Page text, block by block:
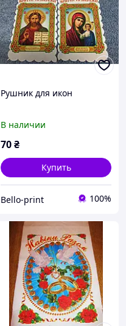
Рушник для икон
В наличии
70₴
Купить
Bello-print 100%